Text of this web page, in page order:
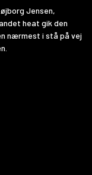
Jensen,
heat gik den
nærmest i stå på vej